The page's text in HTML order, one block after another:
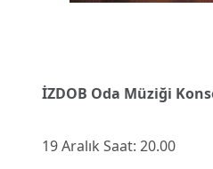
İZDOB Oda Müziği
19 Aralık Saat: 20.00